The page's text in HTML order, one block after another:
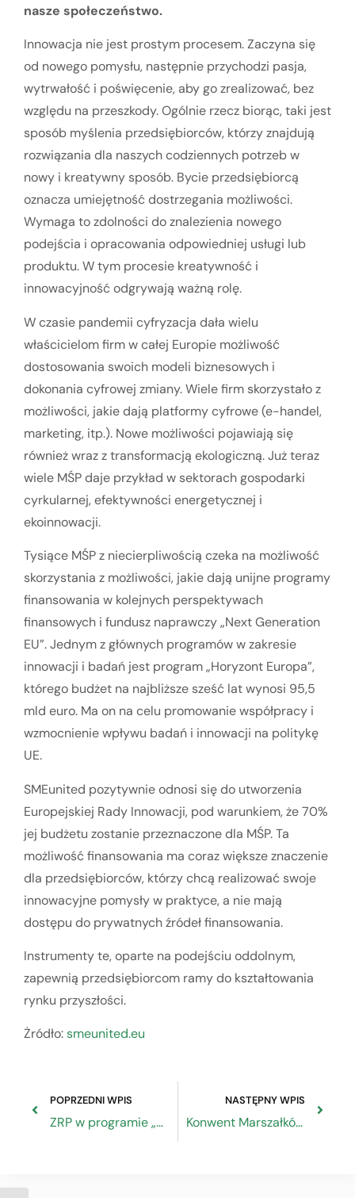
nasze społeczeństwo.
Innowacja nie jest prostym procesem. Zaczyna się
od nowego pomysłu, następnie przychodzi pasja,
wytrwałość i poświęcenie, aby go zrealizować, bez
względu na przeszkody. Ogólnie rzecz biorąc, taki jest
sposób myślenia przedsiębiorców, którzy znajdują
rozwiązania dla naszych codziennych potrzeb w
nowy i kreatywny sposób. Bycie przedsiębiorcą
oznacza umiejętność dostrzegania możliwości.
Wymaga to zdolności do znalezienia nowego
podejścia i opracowania odpowiedniej usługi lub
produktu. W tym procesie kreatywność i
innowacyjność odgrywają ważną rolę.
W czasie pandemii cyfryzacja dała wielu
właścicielom firm w całej Europie możliwość
dostosowania swoich modeli biznesowych i
dokonania cyfrowej zmiany. Wiele firm skorzystało z
możliwości, jakie dają platformy cyfrowe (e-handel,
marketing, itp.). Nowe możliwości pojawiają się
również wraz z transformacją ekologiczną. Już teraz
wiele MŚP daje przykład w sektorach gospodarki
cyrkularnej, efektywności energetycznej i
ekoinnowacji.
Tysiące MŚP z niecierpliwością czeka na możliwość
skorzystania z możliwości, jakie dają unijne programy
finansowania w kolejnych perspektywach
finansowych i fundusz naprawczy „Next Generation
EU”. Jednym z głównych programów w zakresie
innowacji i badań jest program „Horyzont Europa”,
którego budżet na najbliższe sześć lat wynosi 95,5
mld euro. Ma on na celu promowanie współpracy i
wzmocnienie wpływu badań i innowacji na politykę
UE.
SMEunited pozytywnie odnosi się do utworzenia
Europejskiej Rady Innowacji, pod warunkiem, że 70%
jej budżetu zostanie przeznaczone dla MŚP. Ta
możliwość finansowania ma coraz większe znaczenie
dla przedsiębiorców, którzy chcą realizować swoje
innowacyjne pomysły w praktyce, a nie mają
dostępu do prywatnych źródeł finansowania.
Instrumenty te, oparte na podejściu oddolnym,
zapewnią przedsiębiorcom ramy do kształtowania
rynku przyszłości.
Żródło:smeunited.eu
POPRZEDNI WPIS
ZRP w programie „Wieczór na żywo” w telewizji Biznes24.pl
NASTĘPNY WPIS
Konwent Marszałków Województw RP o programach krajowych z nowej perspektywy finansowej UE